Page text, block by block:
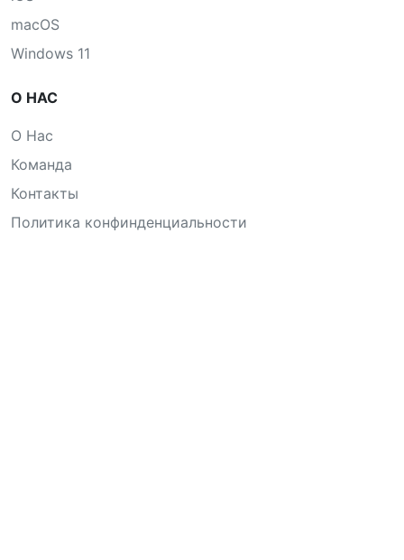
macOS
Windows 11
О НАС
О Нас
Команда
Контакты
Политика конфинденциальности